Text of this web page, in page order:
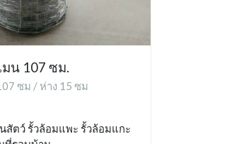
น 107 ซม.
ซม / ห่าง 15 ซม
สัตว์ รั้วล้อมแพะ รั้วล้อมแกะ